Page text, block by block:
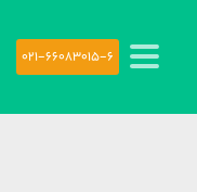
021-66083015-6